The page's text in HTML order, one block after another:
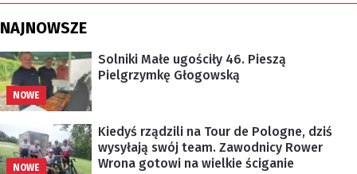
NAJNOWSZE
NOWE
Solniki Małe ugościły 46. Pieszą
Pielgrzymkę Głogowską
NOWE
Kiedyś rządzili na Tour de Pologne, dziś
wysyłają swój team. Zawodnicy Rower
Wrona gotowi na wielkie ściganie